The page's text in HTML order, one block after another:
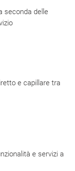
seconda delle
e capillare tra
e servizi a